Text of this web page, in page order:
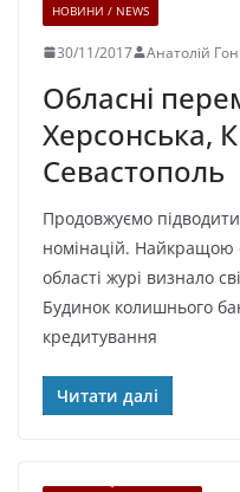
НОВИНИ / NEWS
30/11/2017 Анатолій
Обласні
Херсонська,
Севастополь
Продовжуємо
номінацій. Найкращою
області журі визнало
Будинок колишнього
кредитування
Читати далі